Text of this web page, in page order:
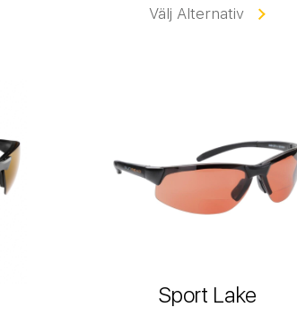
Välj Alternativ
Sport Lake